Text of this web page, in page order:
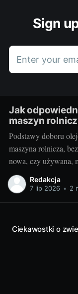
Sign
Enter your
Jak
maszyn
Podstawy doboru
maszyna rolnicza,
nowa, czy używana,
konserwowana.
serwisu jak i
Redakcja
7 lip 2026 • 2
Ciekawostki o